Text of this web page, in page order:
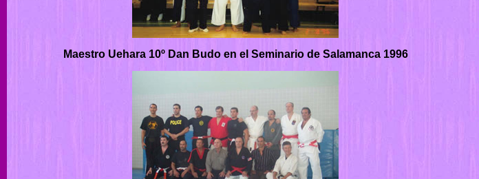
Maestro Uehara 10º Dan Budo en el Seminario de Salamanca 1996